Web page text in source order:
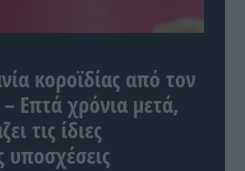
κοροϊδίας από τον
Επτά χρόνια μετά,
τις ίδιες